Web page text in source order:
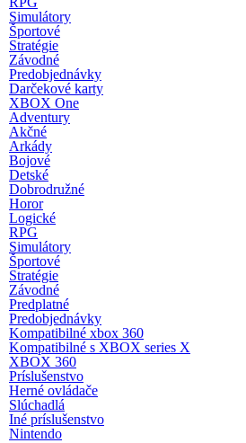
Simulátory
Športové
Stratégie
Závodné
Predobjednávky
Darčekové karty
XBOX One
Adventury
Akčné
Arkády
Bojové
Detské
Dobrodružné
Horor
Logické
RPG
Simulátory
Športové
Stratégie
Závodné
Predplatné
Predobjednávky
Kompatibilné xbox 360
Kompatibilné s XBOX series X
XBOX 360
Príslušenstvo
Herné ovládače
Slúchadlá
Iné príslušenstvo
Nintendo